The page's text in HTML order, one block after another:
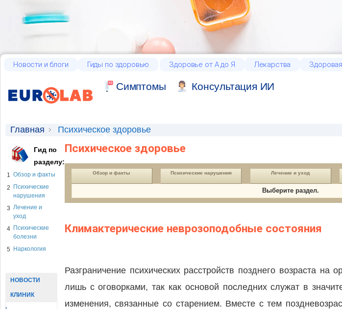
Новости и блоги Гиды по здоровью Здоровье от А до Я Лекарства
Cимптомы Консультация ИИ
Главная Психическое здоровье
Гид по
разделу:
1 Обзор и факты
2
Психические
нарушения
3 Лечение и
уход
4 Психические
болезни
5
Наркология
НОВОСТИ
КЛИНИК
Психическое здоровье
Обзор и факты Психические нарушения Лечение и уход
Выберите раздел.
Климактерические неврозоподобные состояния
Разграничение психических расстройств позднего возраста на
лишь с оговорками, так как основой последних служат в
изменения, связанные со старением. Вместе с тем